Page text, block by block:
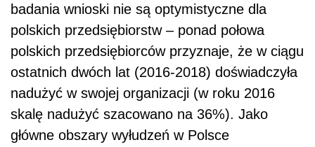
badania wnioski nie są optymistyczne dla
polskich przedsiębiorstw – ponad połowa
polskich przedsiębiorców przyznaje, że w ciągu
ostatnich dwóch lat (2016-2018) doświadczyła
nadużyć w swojej organizacji (w roku 2016
skalę nadużyć szacowano na 36%). Jako
główne obszary wyłudzeń w Polsce